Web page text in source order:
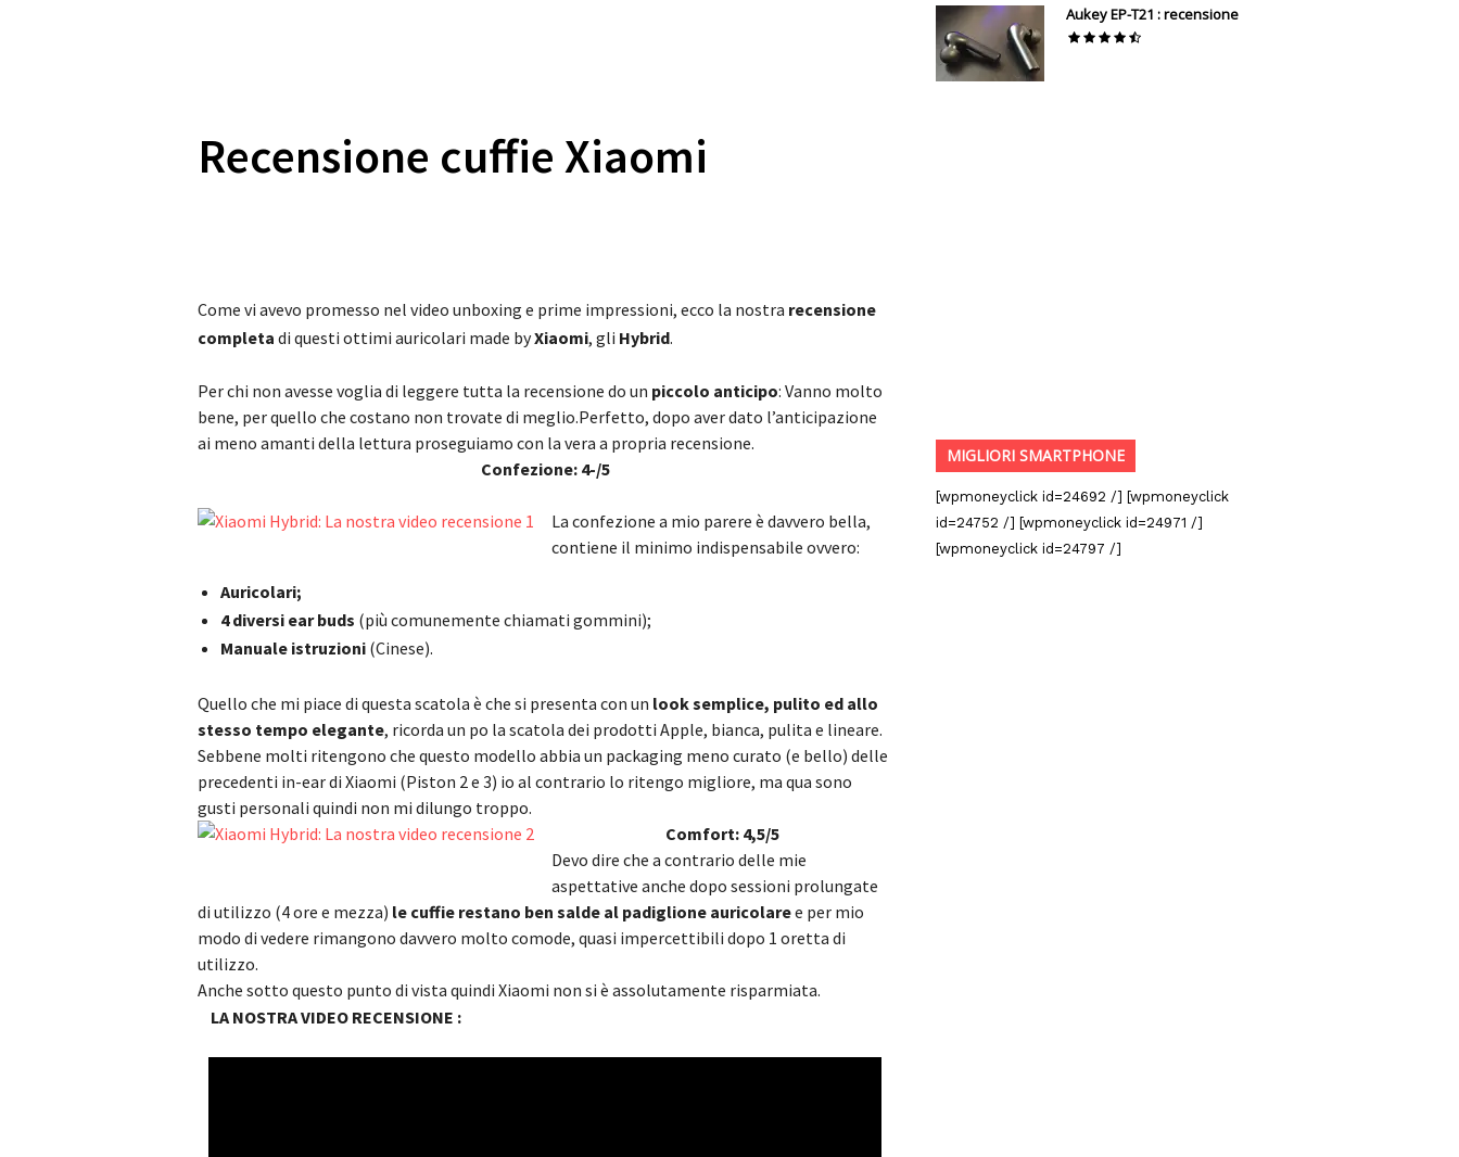
Recensione cuffie Xiaomi
Come vi avevo promesso nel video unboxing e prime impressioni, ecco la nostra recensione
completa di questi ottimi auricolari made byXiaomi, gli Hybrid.
Per chi non avesse voglia di leggere tutta la recensione do un piccolo anticipo: Vanno molto
bene, per quello che costano non trovate di meglio.Perfetto, dopo aver dato l’anticipazione
ai meno amanti della lettura proseguiamo con la vera a propria recensione.
Confezione: 4-/5
La confezione a mio parere è davvero bella,
contiene il minimo indispensabile ovvero:
Auricolari;
4 diversi ear buds (più comunemente chiamati gommini);
Manuale istruzioni (Cinese).
Quello che mi piace di questa scatola è che si presenta con un look semplice, pulito ed allo
stesso tempo elegante, ricorda un po la scatola dei prodotti Apple, bianca, pulita e lineare.
Sebbene molti ritengono che questo modello abbia un packaging meno curato (e bello) delle
precedenti in-ear di Xiaomi (Piston 2 e 3) io al contrario lo ritengo migliore, ma qua sono
gusti personali quindi non mi dilungo troppo.
Comfort: 4,5/5
Devo dire che a contrario delle mie
aspettative anche dopo sessioni prolungate
di utilizzo (4 ore e mezza) le cuffie restano ben salde al padiglione auricolaree per mio
modo di vedere rimangono davvero molto comode, quasi impercettibili dopo 1 oretta di
utilizzo.
Anche sotto questo punto di vista quindi Xiaomi non si è assolutamente risparmiata.
LA NOSTRA VIDEO RECENSIONE :
Aukey EP-T21 : recensione
MIGLIORI SMARTPHONE
[wpmoneyclick id=24692 /] [wpmoneyclick
id=24752 /] [wpmoneyclick id=24971 /]
[wpmoneyclick id=24797 /]